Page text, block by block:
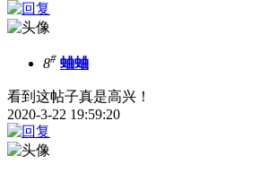
8# 蛐蛐
看到这帖子真是高兴！
2020-3-22 19:59:20